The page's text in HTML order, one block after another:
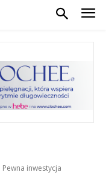
Pewna inwestycja